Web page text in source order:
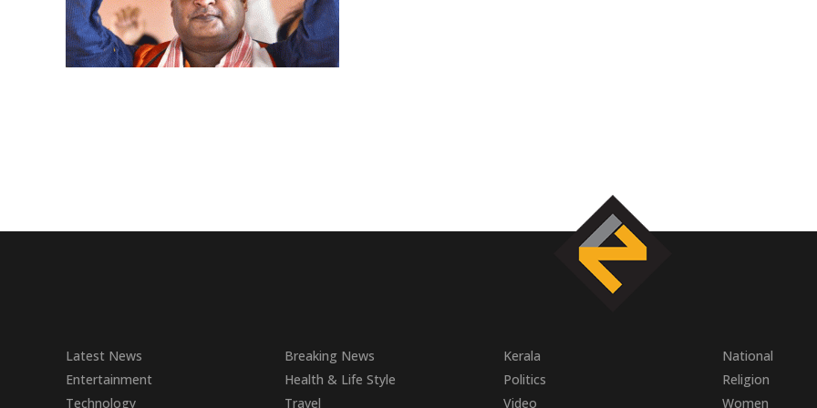
Latest News Breaking News Kerala National
Entertainment
Health & Life Style Politics Religion
Technology
Travel Video Women